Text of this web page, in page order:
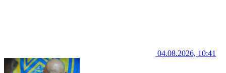
04.08.2026, 10:41